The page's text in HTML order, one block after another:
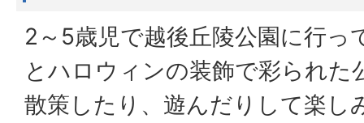
2～5歳児で越後丘陵公園に行っ
とハロウィンの装飾で彩られた
散策したり、遊んだりして楽し